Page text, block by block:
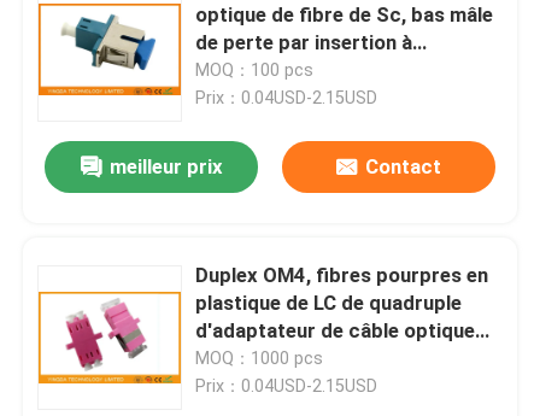
optique de fibre de Sc, bas mâle
de perte par insertion à
l'adaptateur femelle
MOQ：100 pcs
Prix：0.04USD-2.15USD
meilleur prix Contact
Duplex OM4, fibres pourpres en
plastique de LC de quadruple
d'adaptateur de câble optique
de fibre de LC
MOQ：1000 pcs
Prix：0.04USD-2.15USD